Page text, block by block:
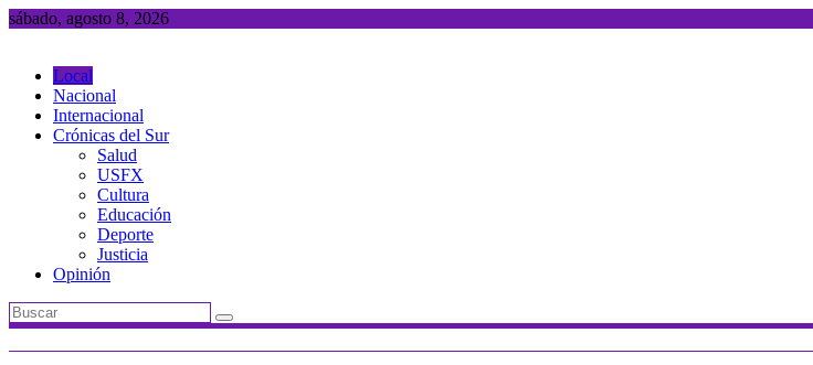
Saltar
sábado, agosto 8, 2026
Local
Nacional
Internacional
Crónicas del Sur
Salud
USFX
Cultura
Educación
Deporte
Justicia
Opinión